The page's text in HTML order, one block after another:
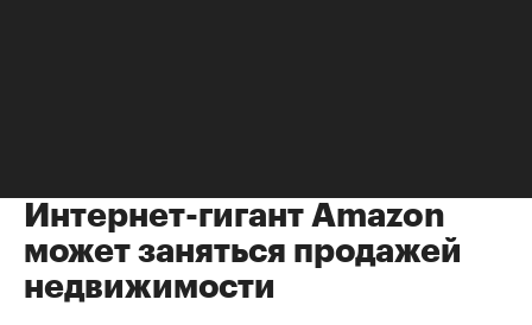
Интернет-гигант Amazon
может заняться продажей
недвижимости